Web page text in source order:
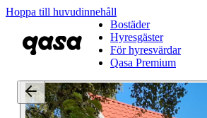
Hoppa till huvudinnehåll
Bostäder
Hyresgäster
För hyresvärdar
Qasa Premium